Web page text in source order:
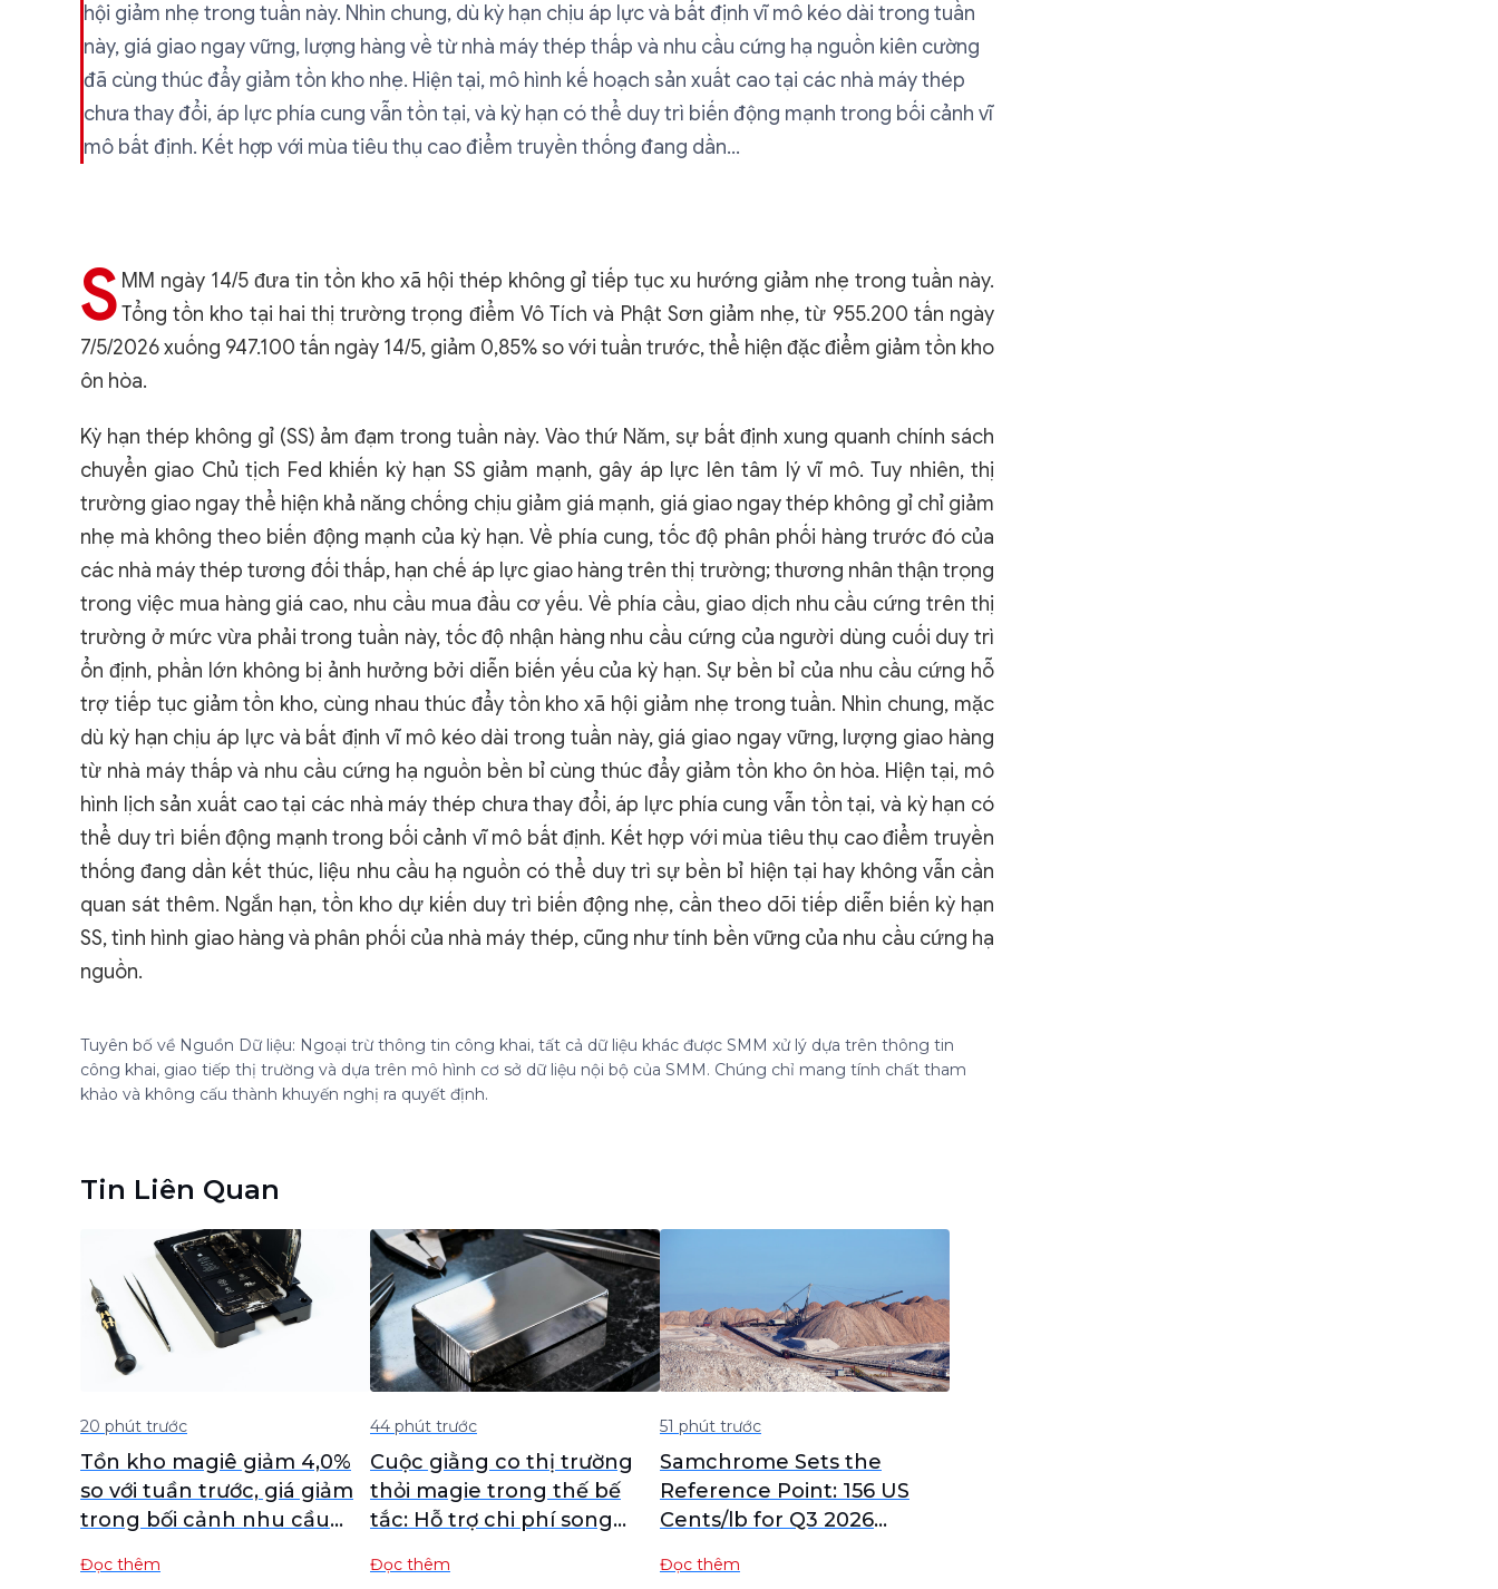
hội giảm nhẹ trong tuần này. Nhìn chung, dù kỳ hạn chịu áp lực và bất định vĩ mô kéo dài trong tuần
này, giá giao ngay vững, lượng hàng về từ nhà máy thép thấp và nhu cầu cứng hạ nguồn kiên cường
đã cùng thúc đẩy giảm tồn kho nhẹ. Hiện tại, mô hình kế hoạch sản xuất cao tại các nhà máy thép
chưa thay đổi, áp lực phía cung vẫn tồn tại, và kỳ hạn có thể duy trì biến động mạnh trong bối cảnh vĩ
mô bất định. Kết hợp với mùa tiêu thụ cao điểm truyền thống đang dần...
S MM ngày 14/5 đưa tin tồn kho xã hội thép không gỉ tiếp tục xu hướng giảm nhẹ trong tuần này.
Tổng tồn kho tại hai thị trường trọng điểm Vô Tích và Phật Sơn giảm nhẹ, từ 955.200 tấn ngày
7/5/2026 xuống 947.100 tấn ngày 14/5, giảm 0,85% so với tuần trước, thể hiện đặc điểm giảm tồn kho
ôn hòa.
Kỳ hạn thép không gỉ (SS) ảm đạm trong tuần này. Vào thứ Năm, sự bất định xung quanh chính sách
chuyển giao Chủ tịch Fed khiến kỳ hạn SS giảm mạnh, gây áp lực lên tâm lý vĩ mô. Tuy nhiên, thị
trường giao ngay thể hiện khả năng chống chịu giảm giá mạnh, giá giao ngay thép không gỉ chỉ giảm
nhẹ mà không theo biến động mạnh của kỳ hạn. Về phía cung, tốc độ phân phối hàng trước đó của
các nhà máy thép tương đối thấp, hạn chế áp lực giao hàng trên thị trường; thương nhân thận trọng
trong việc mua hàng giá cao, nhu cầu mua đầu cơ yếu. Về phía cầu, giao dịch nhu cầu cứng trên thị
trường ở mức vừa phải trong tuần này, tốc độ nhận hàng nhu cầu cứng của người dùng cuối duy trì
ổn định, phần lớn không bị ảnh hưởng bởi diễn biến yếu của kỳ hạn. Sự bền bỉ của nhu cầu cứng hỗ
trợ tiếp tục giảm tồn kho, cùng nhau thúc đẩy tồn kho xã hội giảm nhẹ trong tuần. Nhìn chung, mặc
dù kỳ hạn chịu áp lực và bất định vĩ mô kéo dài trong tuần này, giá giao ngay vững, lượng giao hàng
từ nhà máy thấp và nhu cầu cứng hạ nguồn bền bỉ cùng thúc đẩy giảm tồn kho ôn hòa. Hiện tại, mô
hình lịch sản xuất cao tại các nhà máy thép chưa thay đổi, áp lực phía cung vẫn tồn tại, và kỳ hạn có
thể duy trì biến động mạnh trong bối cảnh vĩ mô bất định. Kết hợp với mùa tiêu thụ cao điểm truyền
thống đang dần kết thúc, liệu nhu cầu hạ nguồn có thể duy trì sự bền bỉ hiện tại hay không vẫn cần
quan sát thêm. Ngắn hạn, tồn kho dự kiến duy trì biến động nhẹ, cần theo dõi tiếp diễn biến kỳ hạn
SS, tình hình giao hàng và phân phối của nhà máy thép, cũng như tính bền vững của nhu cầu cứng hạ
nguồn.
Tuyên bố về Nguồn Dữ liệu: Ngoại trừ thông tin công khai, tất cả dữ liệu khác được SMM xử lý dựa trên thông tin
công khai, giao tiếp thị trường và dựa trên mô hình cơ sở dữ liệu nội bộ của SMM. Chúng chỉ mang tính chất tham
khảo và không cấu thành khuyến nghị ra quyết định.
Tin Liên Quan
20 phút trước
Tồn kho magiê giảm 4,0%
so với tuần trước, giá giảm
trong bối cảnh nhu cầu
cung
Đọc thêm
44 phút trước
Cuộc giằng co thị trường
thỏi magie trong thế bế
tắc: Hỗ trợ chi phí song
[Tin nhanh thị trường thỏi
Đọc thêm
51 phút trước
Samchrome Sets the
Reference Point: 156 US
Cents/lb for Q3 2026
Đọc thêm